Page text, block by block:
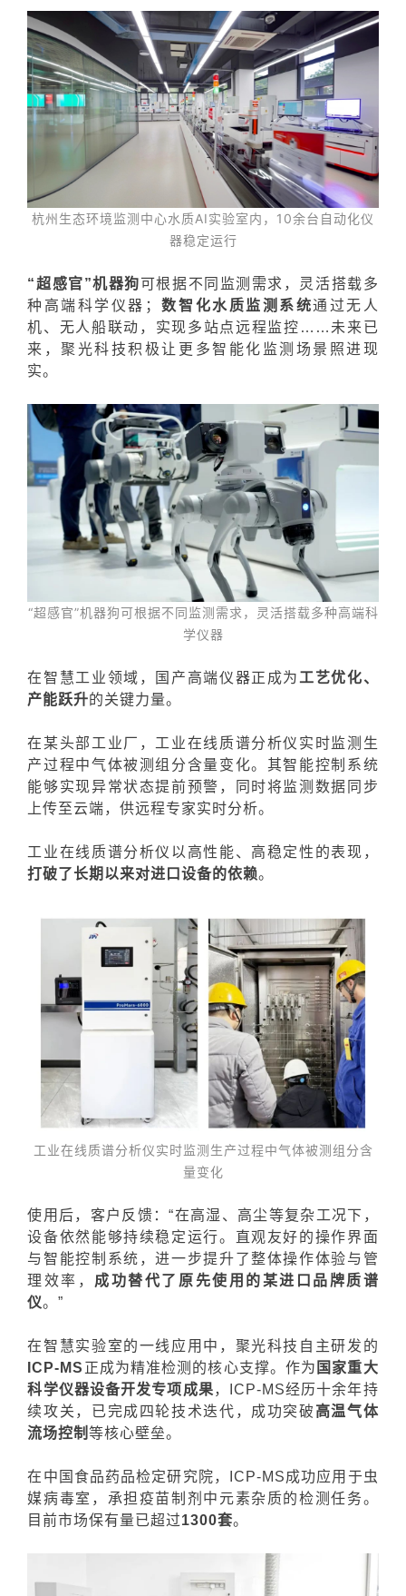
杭州生态环境监测中心水质AI实验室内，10余台自动化仪
器稳定运行
“超感官”机器狗可根据不同监测需求，灵活搭载多
种高端科学仪器； 数智化水质监测系统通过无人
机、无人船联动，实现多站点远程监控……未来已
来，聚光科技积极让更多智能化监测场景照进现
实。
“超感官”机器狗可根据不同监测需求，灵活搭载多种高端科
学仪器
在智慧工业领域，国产高端仪器正成为 工艺优化、
产能跃升的关键力量。
在某头部工业厂， 工业在线质谱分析仪 实时监测生
产过程中气体被测组分含量变化。 其智能控制系统
能够实现异常状态提前预警，同时将监测数据同步
上传至云端，供远程专家实时分析。
工业在线质谱分析仪 以高性能、高稳定性的表现，
打破了长期以来对进口设备的依赖。
工业在线质谱分析仪实时监测生产过程中气体被测组分含
量变化
使用后，客户反馈：“在高湿、高尘等复杂工况下，
设备依然能够持续稳定运行。直观友好的操作界面
与智能控制系统，进一步提升了整体操作体验与管
理效率， 成功替代了原先使用的某进口品牌质谱
仪。”
在智慧实验室的一线应用中，聚光科技自主研发的
ICP-MS 正成为精准检测的核心支撑。作为 国家重大
科学仪器设备开发专项成果，ICP-MS经历十余年持
续攻关，已完成四轮技术迭代，成功突破 高温气体
流场控制等核心壁垒。
在中国食品药品检定研究院， ICP-MS成功应用于虫
媒病毒室，承担疫苗制剂中元素杂质的检测任务。
目前市场保有量已超过1300套。